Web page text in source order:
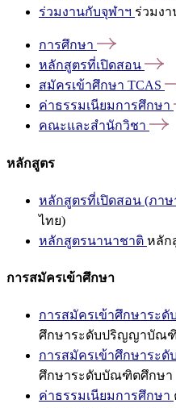
ร่วมงานกับจุฬาฯ ร่วมง
การศึกษา
หลักสูตรที่เปิดสอน
สมัครเข้าศึกษา TCAS
ค่าธรรมเนียมการศึกษา
คณะและสำนักวิชา
หลักสูตร
หลักสูตรที่เปิดสอน (ภาษ
ไทย)
หลักสูตรนานาชาติ หลัก
การสมัครเข้าศึกษา
การสมัครเข้าศึกษาระ
ศึกษาระดับปริญญาบัณ
การสมัครเข้าศึกษาระ
ศึกษาระดับบัณฑิตศึกษา
ค่าธรรมเนียมการศึกษา